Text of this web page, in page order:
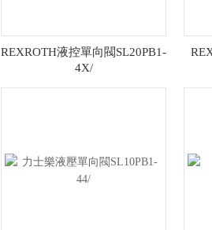
REXROTH液控單向閥SL20PB1-
4X/